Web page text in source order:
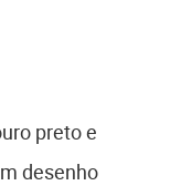
preto e
desenho